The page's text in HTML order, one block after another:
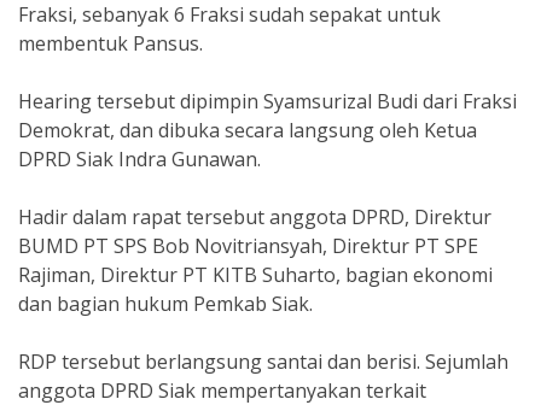
Fraksi, sebanyak 6 Fraksi sudah sepakat untuk
membentuk Pansus.
Hearing tersebut dipimpin Syamsurizal Budi dari Fraksi
Demokrat, dan dibuka secara langsung oleh Ketua
DPRD Siak Indra Gunawan.
Hadir dalam rapat tersebut anggota DPRD, Direktur
BUMD PT SPS Bob Novitriansyah, Direktur PT SPE
Rajiman, Direktur PT KITB Suharto, bagian ekonomi
dan bagian hukum Pemkab Siak.
RDP tersebut berlangsung santai dan berisi. Sejumlah
anggota DPRD Siak mempertanyakan terkait